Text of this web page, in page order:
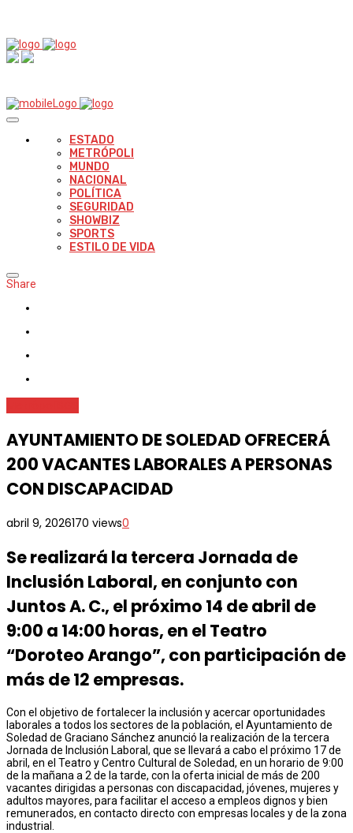
ESTADO
METRÓPOLI
MUNDO
NACIONAL
POLÍTICA
SEGURIDAD
SHOWBIZ
SPORTS
ESTILO DE VIDA
Share
AYUNTAMIENTO DE SOLEDAD OFRECERÁ
200 VACANTES LABORALES A PERSONAS
CON DISCAPACIDAD
abril 9, 2026170 views0
Se realizará la tercera Jornada de
Inclusión Laboral, en conjunto con
Juntos A. C., el próximo 14 de abril de
9:00 a 14:00 horas, en el Teatro
“Doroteo Arango”, con participación de
más de 12 empresas.
Con el objetivo de fortalecer la inclusión y acercar oportunidades
laborales a todos los sectores de la población, el Ayuntamiento de
Soledad de Graciano Sánchez anunció la realización de la tercera
Jornada de Inclusión Laboral, que se llevará a cabo el próximo 17 de
abril, en el Teatro y Centro Cultural de Soledad, en un horario de 9:00
de la mañana a 2 de la tarde, con la oferta inicial de más de 200
vacantes dirigidas a personas con discapacidad, jóvenes, mujeres y
adultos mayores, para facilitar el acceso a empleos dignos y bien
remunerados, en contacto directo con empresas locales y de la zona
industrial.